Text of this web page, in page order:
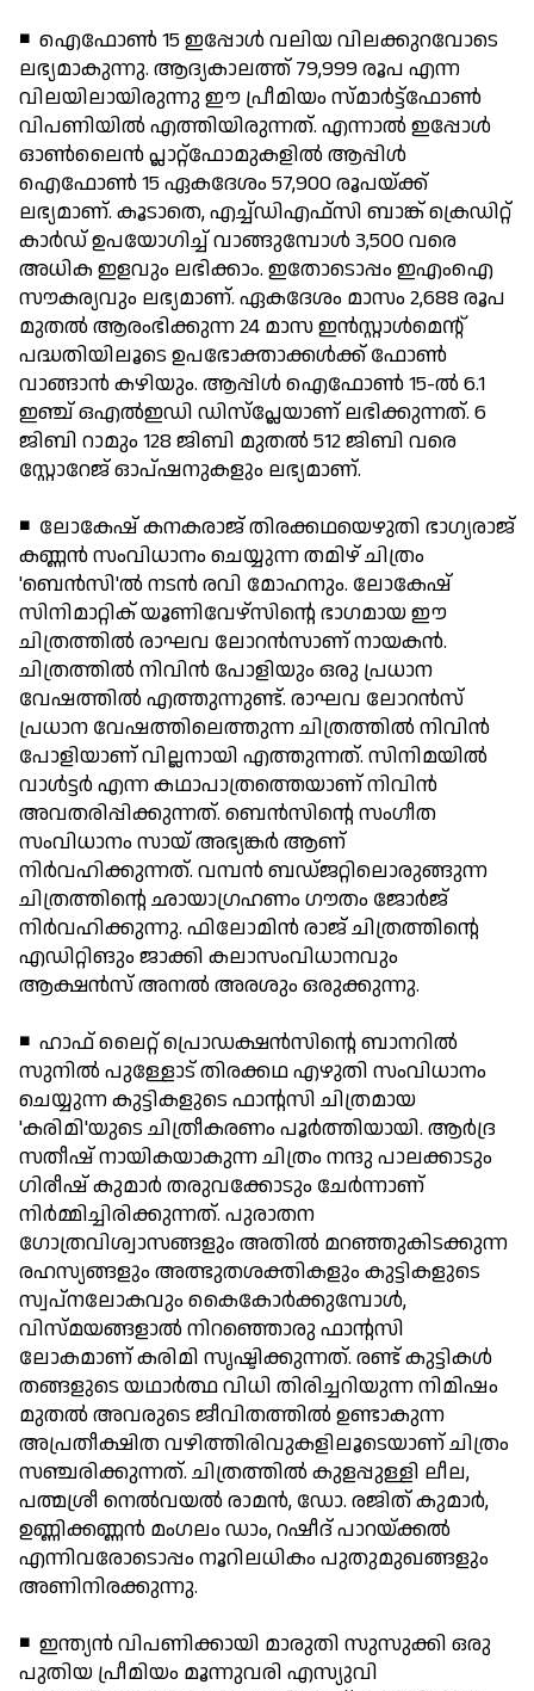
◾ ഐഫോണ്‍ 15 ഇപ്പോള്‍ വലിയ വിലക്കുറവോടെ
ലഭ്യമാകുന്നു. ആദ്യകാലത്ത് 79,999 രൂപ എന്ന
വിലയിലായിരുന്നു ഈ പ്രീമിയം സ്മാര്‍ട്ട്ഫോണ്‍
വിപണിയില്‍ എത്തിയിരുന്നത്. എന്നാല്‍ ഇപ്പോള്‍
ഓണ്‍ലൈന്‍ പ്ലാറ്റ്ഫോമുകളില്‍ ആപ്പിള്‍
ഐഫോണ്‍ 15 ഏകദേശം 57,900 രൂപയ്ക്ക്
ലഭ്യമാണ്. കൂടാതെ, എച്ച്ഡിഎഫ്‌സി ബാങ്ക് ക്രെഡിറ്റ്
കാര്‍ഡ് ഉപയോഗിച്ച് വാങ്ങുമ്പോള്‍ 3,500 വരെ
അധിക ഇളവും ലഭിക്കാം. ഇതോടൊപ്പം ഇഎംഐ
സൗകര്യവും ലഭ്യമാണ്. ഏകദേശം മാസം 2,688 രൂപ
മുതല്‍ ആരംഭിക്കുന്ന 24 മാസ ഇന്‍സ്റ്റാള്‍മെന്റ്
പദ്ധതിയിലൂടെ ഉപഭോക്താക്കള്‍ക്ക് ഫോണ്‍
വാങ്ങാന്‍ കഴിയും. ആപ്പിള്‍ ഐഫോണ്‍ 15-ല്‍ 6.1
ഇഞ്ച് ഒഎല്‍ഇഡി ഡിസ്പ്ലേയാണ് ലഭിക്കുന്നത്. 6
ജിബി റാമും 128 ജിബി മുതല്‍ 512 ജിബി വരെ
സ്റ്റോറേജ് ഓപ്ഷനുകളും ലഭ്യമാണ്.
◾ ലോകേഷ് കനകരാജ് തിരക്കഥയെഴുതി ഭാഗ്യരാജ്
കണ്ണന്‍ സംവിധാനം ചെയ്യുന്ന തമിഴ് ചിത്രം
'ബെന്‍സി'ല്‍ നടന്‍ രവി മോഹനും. ലോകേഷ്
സിനിമാറ്റിക് യൂണിവേഴ്സിന്റെ ഭാഗമായ ഈ
ചിത്രത്തില്‍ രാഘവ ലോറന്‍സാണ് നായകന്‍.
ചിത്രത്തില്‍ നിവിന്‍ പോളിയും ഒരു പ്രധാന
വേഷത്തില്‍ എത്തുന്നുണ്ട്. രാഘവ ലോറന്‍സ്
പ്രധാന വേഷത്തിലെത്തുന്ന ചിത്രത്തില്‍ നിവിന്‍
പോളിയാണ് വില്ലനായി എത്തുന്നത്. സിനിമയില്‍
വാള്‍ട്ടര്‍ എന്ന കഥാപാത്രത്തെയാണ് നിവിന്‍
അവതരിപ്പിക്കുന്നത്. ബെന്‍സിന്റെ സംഗീത
സംവിധാനം സായ് അഭ്യങ്കര്‍ ആണ്
നിര്‍വഹിക്കുന്നത്. വമ്പന്‍ ബഡ്ജറ്റിലൊരുങ്ങുന്ന
ചിത്രത്തിന്റെ ഛായാഗ്രഹണം ഗൗതം ജോര്‍ജ്
നിര്‍വഹിക്കുന്നു. ഫിലോമിന്‍ രാജ് ചിത്രത്തിന്റെ
എഡിറ്റിങും ജാക്കി കലാസംവിധാനവും
ആക്ഷന്‍സ് അനല്‍ അരശും ഒരുക്കുന്നു.
◾ ഹാഫ് ലൈറ്റ് പ്രൊഡക്ഷന്‍സിന്റെ ബാനറില്‍
സുനില്‍ പുള്ളോട് തിരക്കഥ എഴുതി സംവിധാനം
ചെയ്യുന്ന കുട്ടികളുടെ ഫാന്റസി ചിത്രമായ
'കരിമി'യുടെ ചിത്രീകരണം പൂര്‍ത്തിയായി. ആര്‍ദ്ര
സതീഷ് നായികയാകുന്ന ചിത്രം നന്ദു പാലക്കാടും
ഗിരീഷ് കുമാര്‍ തരുവക്കോടും ചേര്‍ന്നാണ്
നിര്‍മ്മിച്ചിരിക്കുന്നത്. പുരാതന
ഗോത്രവിശ്വാസങ്ങളും അതില്‍ മറഞ്ഞുകിടക്കുന്ന
രഹസ്യങ്ങളും അത്ഭുതശക്തികളും കുട്ടികളുടെ
സ്വപ്നലോകവും കൈകോര്‍ക്കുമ്പോള്‍,
വിസ്മയങ്ങളാല്‍ നിറഞ്ഞൊരു ഫാന്റസി
ലോകമാണ് കരിമി സൃഷ്ടിക്കുന്നത്. രണ്ട് കുട്ടികള്‍
തങ്ങളുടെ യഥാര്‍ത്ഥ വിധി തിരിച്ചറിയുന്ന നിമിഷം
മുതല്‍ അവരുടെ ജീവിതത്തില്‍ ഉണ്ടാകുന്ന
അപ്രതീക്ഷിത വഴിത്തിരിവുകളിലൂടെയാണ് ചിത്രം
സഞ്ചരിക്കുന്നത്. ചിത്രത്തില്‍ കുളപ്പുള്ളി ലീല,
പത്മശ്രീ നെല്‍വയല്‍ രാമന്‍, ഡോ. രജിത് കുമാര്‍,
ഉണ്ണിക്കണ്ണന്‍ മംഗലം ഡാം, റഷീദ് പാറയ്ക്കല്‍
എന്നിവരോടൊപ്പം നൂറിലധികം പുതുമുഖങ്ങളും
അണിനിരക്കുന്നു.
◾ ഇന്ത്യന്‍ വിപണിക്കായി മാരുതി സുസുക്കി ഒരു
പുതിയ പ്രീമിയം മൂന്നുവരി എസ്യുവി